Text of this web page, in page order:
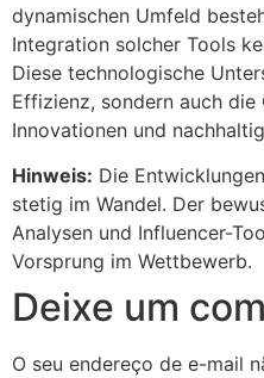
dynamischen Umfeld
Integration solcher Tools
Diese technologische
Effizienz, sondern auch
Innovationen und
Hinweis: Die
stetig im Wandel. Der
Analysen und Influencer-
Vorsprung im Wettbewerb.
Deixe um
O seu endereço de e-mail